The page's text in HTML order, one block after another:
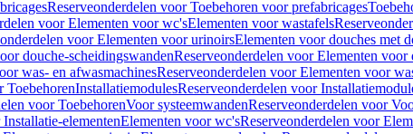
Reserveonderdelen voor Toebehoren voor prefabricages
voor Elementen voor wc'sElementen voor wastafels
voor Elementen voor urinoirsElementen voor douches met
douche-scheidingswandenReserveonderdelen voor Elementen voor
was- en afwasmachinesReserveonderdelen voor Elementen voor
ToebehorenInstallatiemodulesReserveonderdelen voor
voor ToebehorenVoor systeemwandenReserveonderdelen voor
elementenElementen voor wc'sReserveonderdelen voor